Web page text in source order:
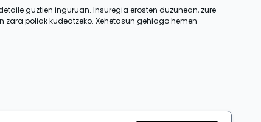
guztien inguruan. Insuregia erosten duzunean, zure
zara poliak kudeatzeko. Xehetasun gehiago hemen